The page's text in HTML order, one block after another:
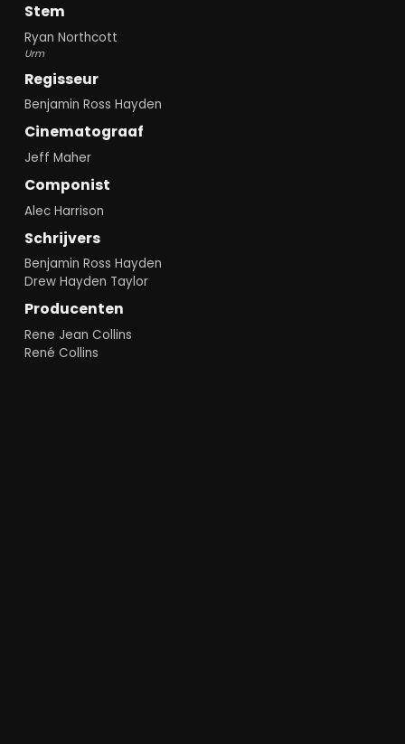
Stem
Ryan Northcott
Urm
Regisseur
Benjamin Ross Hayden
Cinematograaf
Jeff Maher
Componist
Alec Harrison
Schrijvers
Benjamin Ross Hayden
Drew Hayden Taylor
Producenten
Rene Jean Collins
René Collins